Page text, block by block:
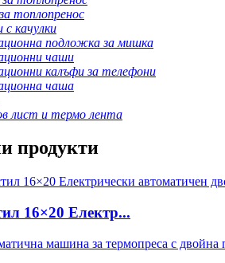
топлопренос
с качулки
подложка за мишка
чаши
калъфи за телефони
чаша
лист и термо лента
продукти
16×20 Електр...